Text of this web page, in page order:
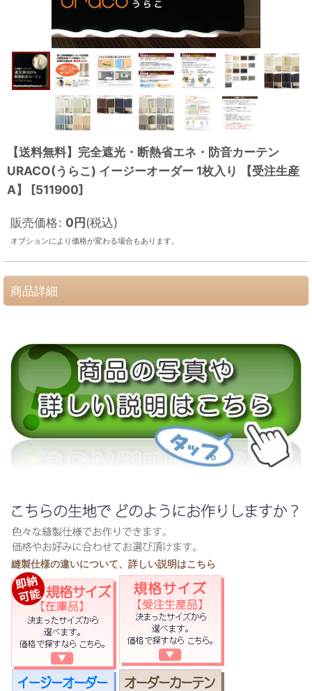
【送料無料】完全遮光・断熱省エネ・防音カーテン
URACO(うらこ) イージーオーダー 1枚入り 【受注生産
A】
[511900]
販売価格: 0円(税込)
オプションにより価格が変わる場合もあります。
商品詳細
縫製仕様の違いについて、詳しい説明はこちら